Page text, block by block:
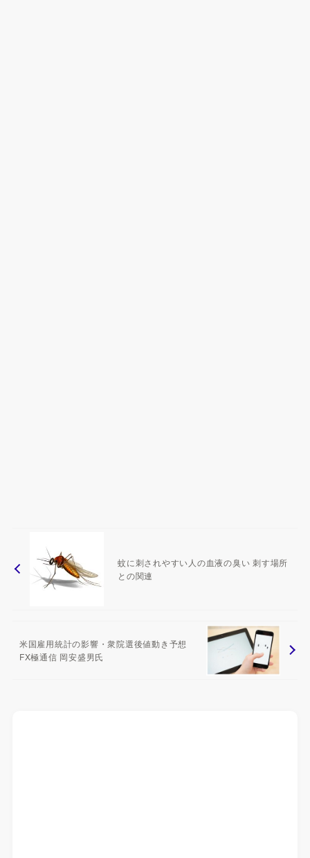
蚊に刺されやすい人の血液の臭い 刺す場所
との関連
米国雇用統計の影響・衆院選後値動き予想
FX極通信 岡安盛男氏